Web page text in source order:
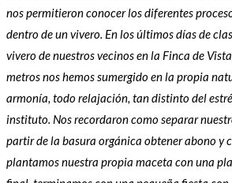
nos permitieron conocer los diferentes
dentro de un vivero. En los últimos días de
vivero de nuestros vecinos en la Finca de
metros nos hemos sumergido en la propia
armonía, todo relajación, tan distinto del
instituto. Nos recordaron como separar
partir de la basura orgánica obtener abono y
plantamos nuestra propia maceta con una